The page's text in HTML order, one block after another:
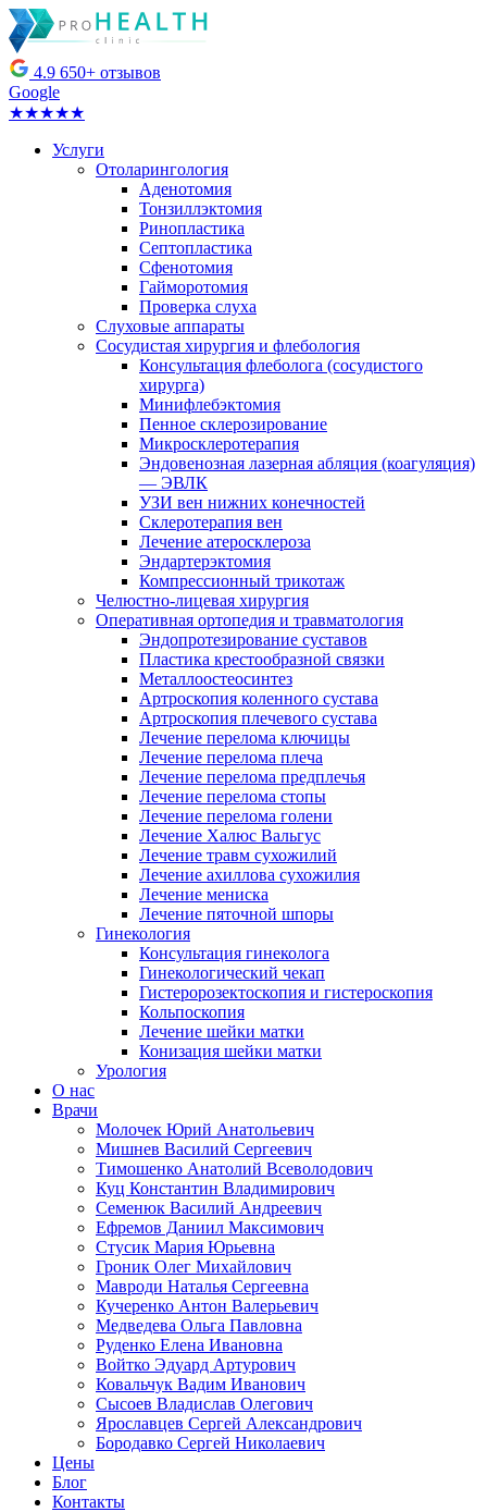
4.9 650+ отзывов
Google
★★★★★
Услуги
Отоларингология
Аденотомия
Тонзиллэктомия
Ринопластика
Септопластика
Сфенотомия
Гайморотомия
Проверка слуха
Слуховые аппараты
Сосудистая хирургия и флебология
Консультация флеболога (сосудистого
хирурга)
Минифлебэктомия
Пенное склерозирование
Микросклеротерапия
Эндовенозная лазерная абляция (коагуляция)
— ЭВЛК
УЗИ вен нижних конечностей
Склеротерапия вен
Лечение атеросклероза
Эндартерэктомия
Компрессионный трикотаж
Челюстно-лицевая хирургия
Оперативная ортопедия и травматология
Эндопротезирование суставов
Пластика крестообразной связки
Металлоостеосинтез
Артроскопия коленного сустава
Артроскопия плечевого сустава
Лечение перелома ключицы
Лечение перелома плеча
Лечение перелома предплечья
Лечение перелома стопы
Лечение перелома голени
Лечение Халюс Вальгус
Лечение травм сухожилий
Лечение ахиллова сухожилия
Лечение мениска
Лечение пяточной шпоры
Гинекология
Консультация гинеколога
Гинекологический чекап
Гистеророзектоскопия и гистероскопия
Кольпоскопия
Лечение шейки матки
Конизация шейки матки
Урология
О нас
Врачи
Молочек Юрий Анатольевич
Мишнев Василий Сергеевич
Тимошенко Анатолий Всеволодович
Куц Константин Владимирович
Семенюк Василий Андреевич
Ефремов Даниил Максимович
Стусик Мария Юрьевна
Гроник Олег Михайлович
Мавроди Наталья Сергеевна
Кучеренко Антон Валерьевич
Медведева Ольга Павловна
Руденко Елена Ивановна
Войтко Эдуард Артурович
Ковальчук Вадим Иванович
Сысоев Владислав Олегович
Ярославцев Сергей Александрович
Бородавко Сергей Николаевич
Цены
Блог
Контакты